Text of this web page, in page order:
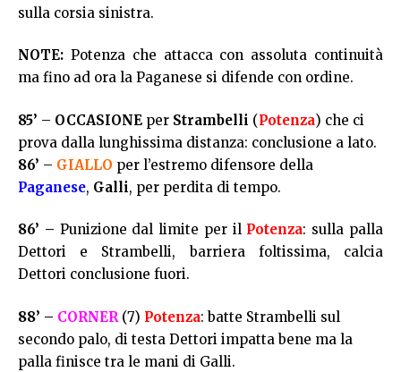
sulla corsia sinistra.
NOTE: Potenza che attacca con assoluta continuità
ma fino ad ora la Paganese si difende con ordine.
85’ – OCCASIONE per Strambelli (Potenza) che ci
prova dalla lunghissima distanza: conclusione a lato.
86’ – GIALLO per l’estremo difensore della
Paganese, Galli, per perdita di tempo.
86’ – Punizione dal limite per il Potenza: sulla palla
Dettori e Strambelli, barriera foltissima, calcia
Dettori conclusione fuori.
88’ – CORNER (7) Potenza: batte Strambelli sul
secondo palo, di testa Dettori impatta bene ma la
palla finisce tra le mani di Galli.